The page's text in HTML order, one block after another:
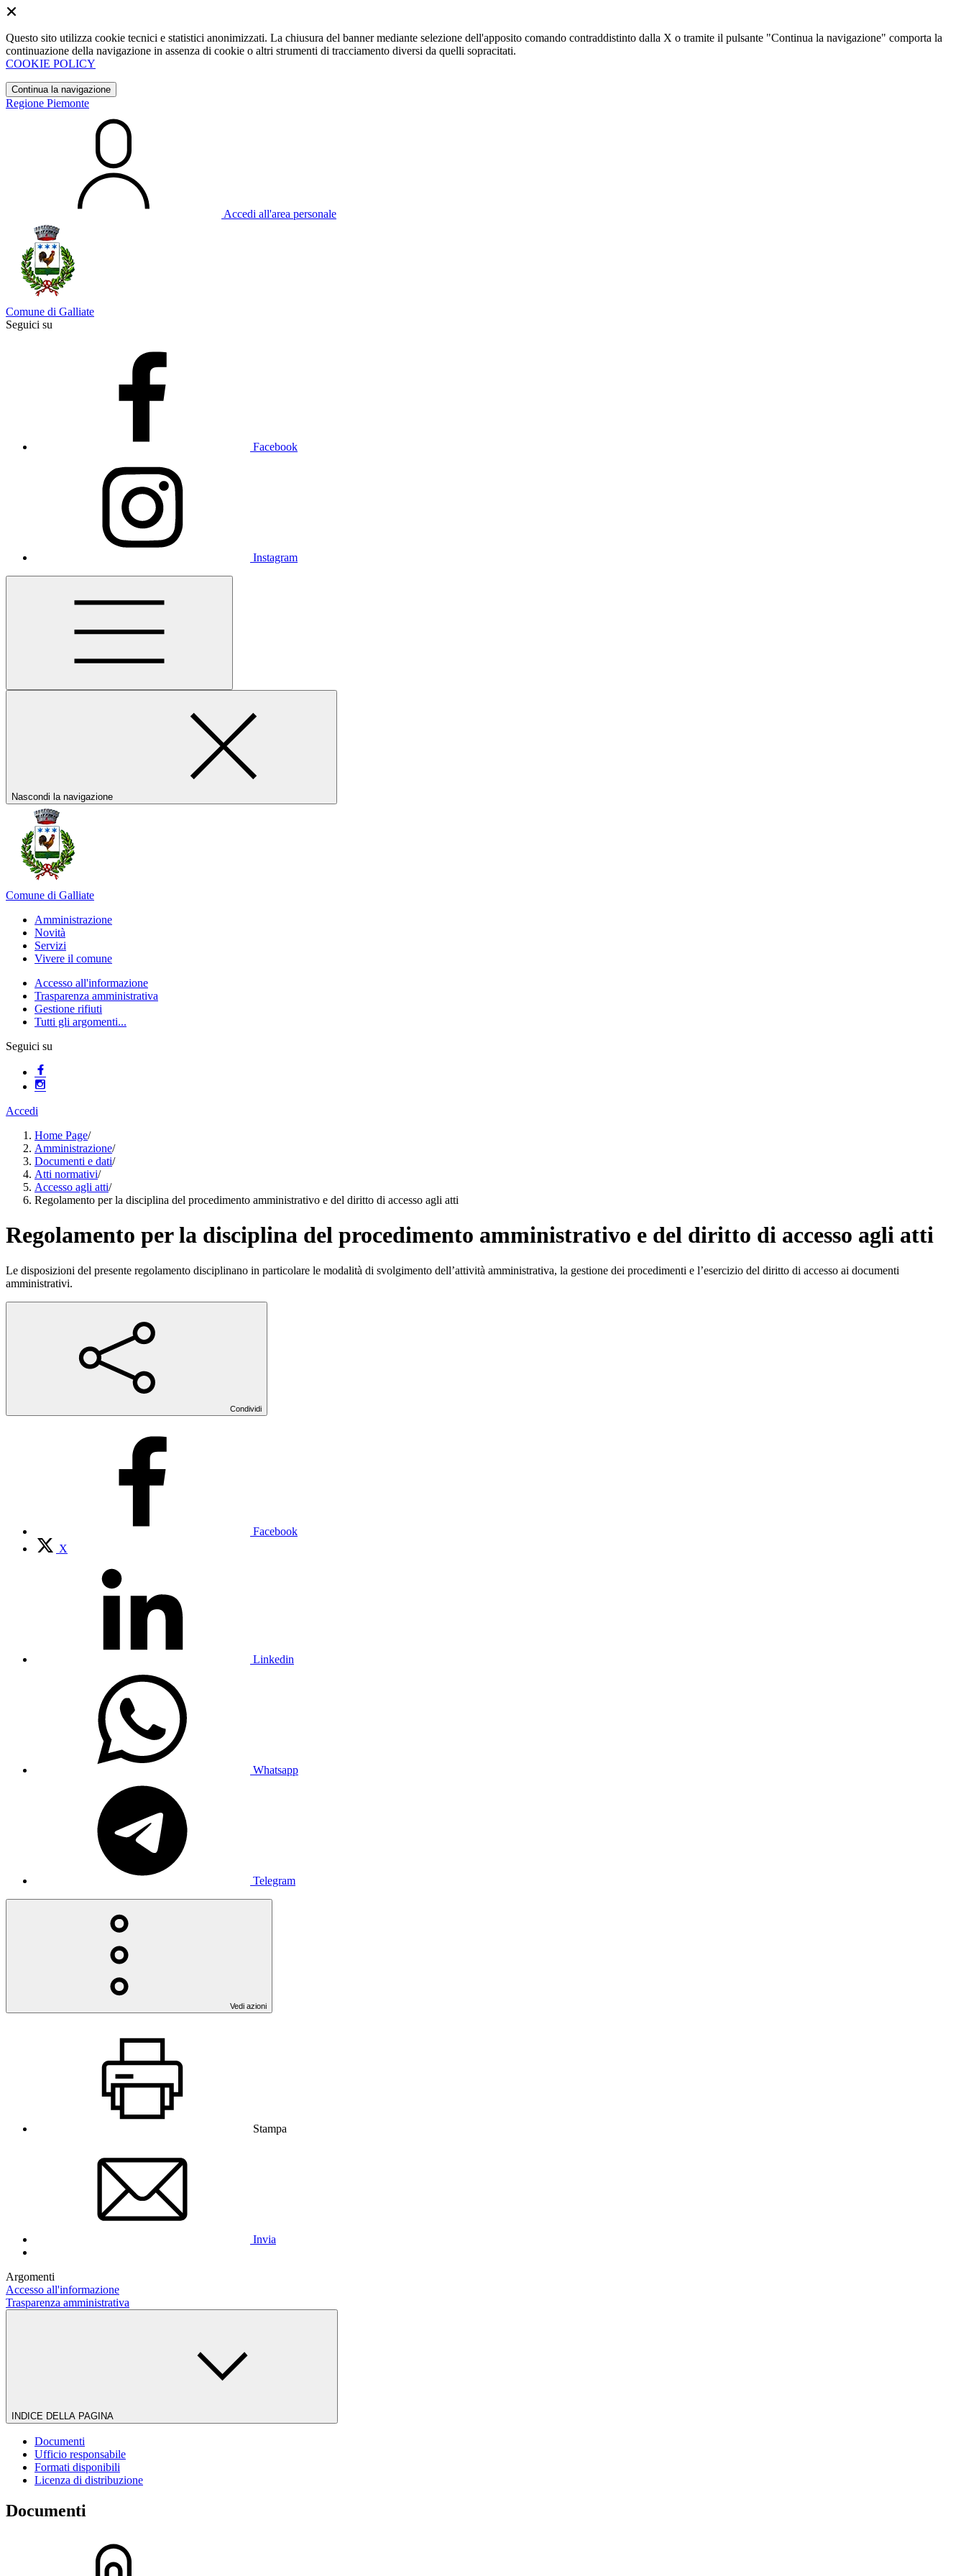
Questo sito utilizza cookie tecnici e statistici anonimizzati. La chiusura del banner mediante selezione dell'apposito comando contraddistinto dalla X o tramite il pulsante "Continua la navigazione" comporta la
continuazione della navigazione in assenza di cookie o altri strumenti di tracciamento diversi da quelli sopracitati.
COOKIE POLICY
Continua la navigazione
Regione Piemonte
Accedi all'area personale
Comune di Galliate
Seguici su
Facebook
Instagram
Nascondi la navigazione
Comune di Galliate
Amministrazione
Novità
Servizi
Vivere il comune
Accesso all'informazione
Trasparenza amministrativa
Gestione rifiuti
Tutti gli argomenti...
Seguici su
Accedi
Home Page/
Amministrazione/
Documenti e dati/
Atti normativi/
Accesso agli atti/
Regolamento per la disciplina del procedimento amministrativo e del diritto di accesso agli atti
Regolamento per la disciplina del procedimento amministrativo e del diritto di accesso agli atti
Le disposizioni del presente regolamento disciplinano in particolare le modalità di svolgimento dell’attività amministrativa, la gestione dei procedimenti e l’esercizio del diritto di accesso ai documenti
amministrativi.
Condividi
Facebook
X
Linkedin
Whatsapp
Telegram
Vedi azioni
Stampa
Invia
Argomenti
Accesso all'informazione
Trasparenza amministrativa
INDICE DELLA PAGINA
Documenti
Ufficio responsabile
Formati disponibili
Licenza di distribuzione
Documenti